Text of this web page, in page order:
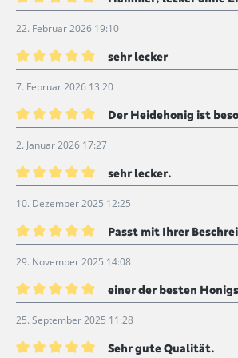
Bewertung mit 5 von 5 Sternen
22. Februar 2026 19:10
Bewertung mit 5 von 5 Sternen
sehr lecker
7. Februar 2026 13:20
Bewertung mit 5 von 5 Sternen
Der Heidehonig ist
2. Januar 2026 17:27
Bewertung mit 5 von 5 Sternen
sehr lecker.
10. Dezember 2025 12:25
Bewertung mit 5 von 5 Sternen
Passt mit Ihrer
29. November 2025 14:08
Bewertung mit 5 von 5 Sternen
einer der besten
25. September 2025 11:28
Sehr gute Qualität.